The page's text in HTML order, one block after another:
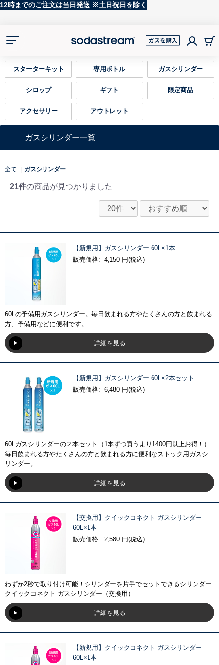
5,000円(税込)以上のご注文で送料無料
ート
スターターキット 専用ボトル ガスシリンダー
シロップ ギフト 限定商品
アクセサリー アウトレット
ガスシリンダー一覧
全て ガスシリンダー
21件の商品が見つかりました
【新規用】ガスシリンダー 60L×1本
販売価格: 4,150 円(税込)
60Lの予備用ガスシリンダー。毎日飲まれる方やたくさんの方と飲まれる
方、予備用などに便利です。
詳細を見る
【新規用】ガスシリンダー 60L×2本セット
販売価格: 6,480 円(税込)
60Lガスシリンダーの２本セット（1本ずつ買うより1400円以上お得！）
毎日飲まれる方やたくさんの方と飲まれる方に便利なストック用ガスシ
リンダー。
詳細を見る
【交換用】クイックコネクト ガスシリンダー
60L×1本
販売価格: 2,580 円(税込)
わずか2秒で取り付け可能！シリンダーを片手でセットできるシリンダー
クイックコネクト ガスシリンダー（交換用）
詳細を見る
【新規用】クイックコネクト ガスシリンダー
60L×1本